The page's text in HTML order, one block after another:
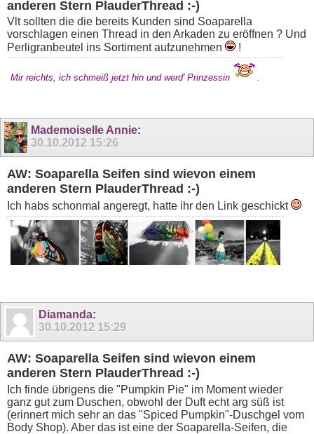
anderen Stern PlauderThread :-)
Vlt sollten die die bereits Kunden sind Soaparella
vorschlagen einen Thread in den Arkaden zu eröffnen ? Und
Perligranbeutel ins Sortiment aufzunehmen
!
Mir reichts, ich schmeiß jetzt hin und werd' Prinzessin .
Mademoiselle Annie:
30.10.2012 15:26
AW: Soaparella Seifen sind wievon einem
anderen Stern PlauderThread :-)
Ich habs schonmal angeregt, hatte ihr den Link geschickt
Diamanda:
30.10.2012 15:29
AW: Soaparella Seifen sind wievon einem
anderen Stern PlauderThread :-)
Ich finde übrigens die "Pumpkin Pie" im Moment wieder
ganz gut zum Duschen, obwohl der Duft echt arg süß ist
(erinnert mich sehr an das "Spiced Pumpkin"-Duschgel vom
Body Shop). Aber das ist eine der Soaparella-Seifen, die